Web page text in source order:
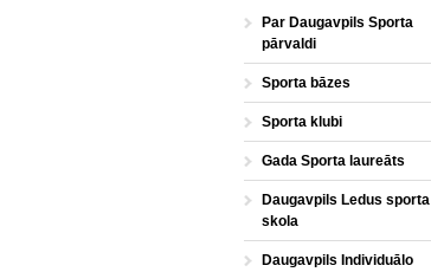
Par Daugavpils Sporta
pārvaldi
Sporta bāzes
Sporta klubi
Gada Sporta laureāts
Daugavpils Ledus sporta
skola
Daugavpils Individuālo